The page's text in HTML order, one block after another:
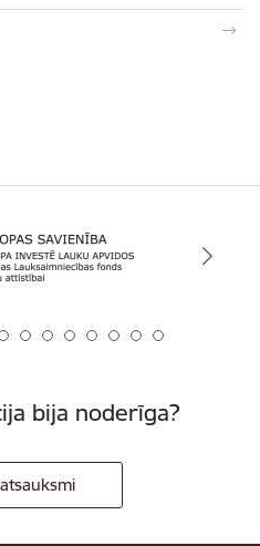
bija noderīga?